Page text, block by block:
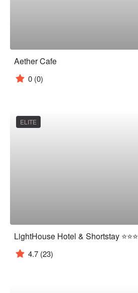
Aether Cafe
0 (0)
ELITE
LightHouse Hotel & Shortstay ⭐⭐⭐
4.7 (23)